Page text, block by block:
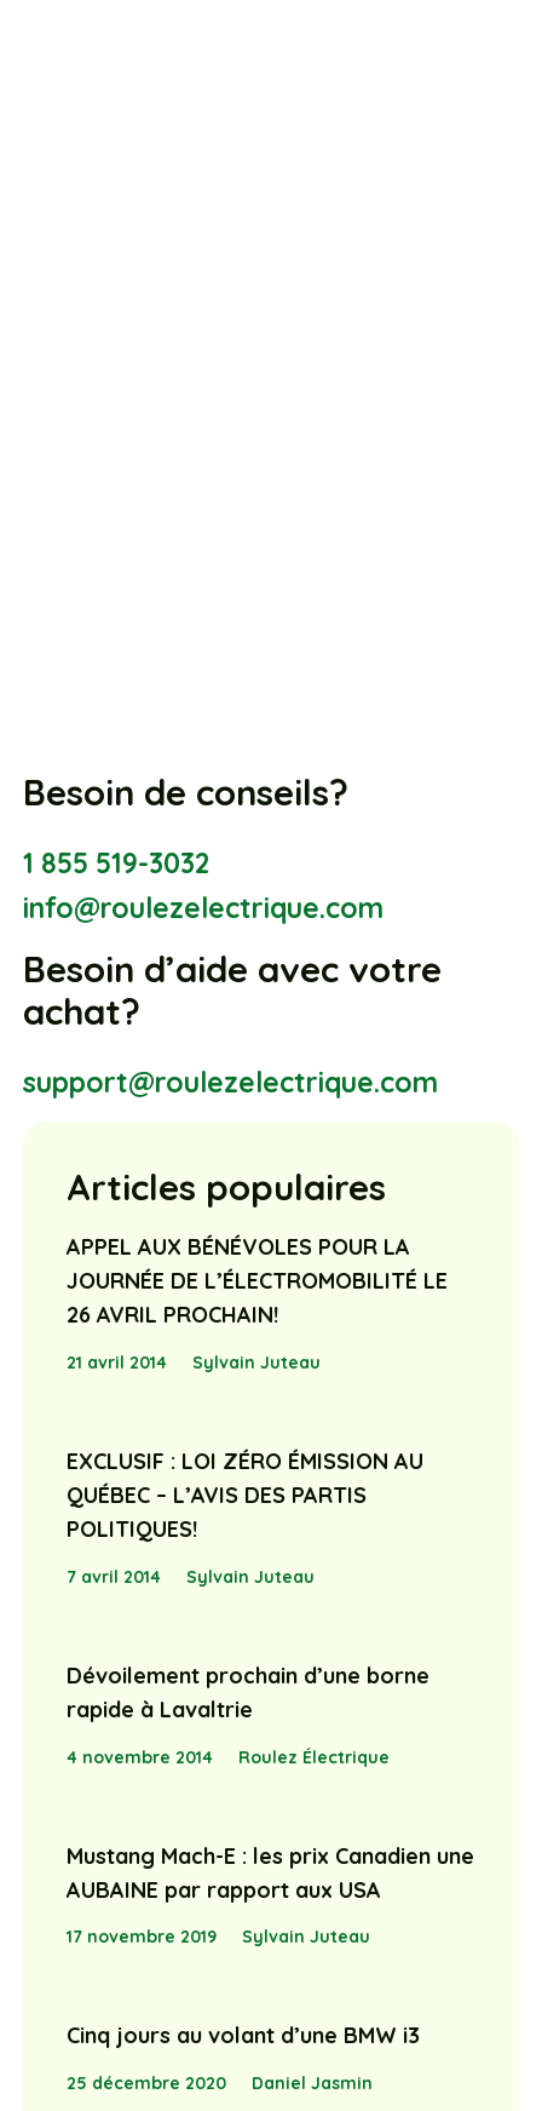
Besoin de conseils?
1 855 519-3032
info@roulezelectrique.com
Besoin d’aide avec votre
achat?
support@roulezelectrique.com
Articles populaires
APPEL AUX BÉNÉVOLES POUR LA
JOURNÉE DE L’ÉLECTROMOBILITÉ LE
26 AVRIL PROCHAIN!
21 avril 2014 Sylvain Juteau
EXCLUSIF : LOI ZÉRO ÉMISSION AU
QUÉBEC – L’AVIS DES PARTIS
POLITIQUES!
7 avril 2014 Sylvain Juteau
Dévoilement prochain d’une borne
rapide à Lavaltrie
4 novembre 2014 Roulez Électrique
Mustang Mach-E : les prix Canadien une
AUBAINE par rapport aux USA
17 novembre 2019 Sylvain Juteau
Cinq jours au volant d’une BMW i3
25 décembre 2020 Daniel Jasmin